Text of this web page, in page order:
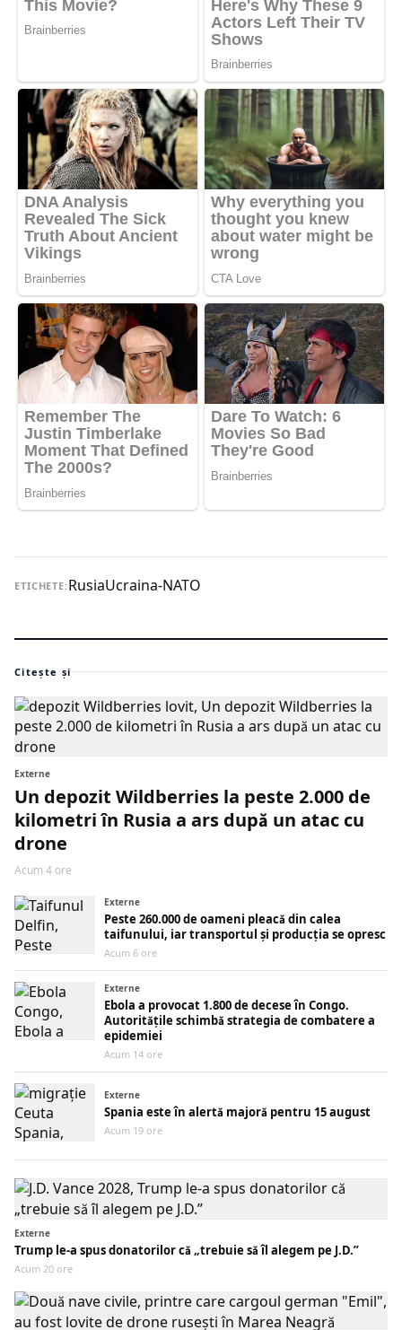
ETICHETE:RusiaUcraina-NATO
Citește și
Externe
Un depozit Wildberries la peste 2.000 de
kilometri în Rusia a ars după un atac cu
drone
Acum 4 ore
Externe
Peste 260.000 de oameni pleacă din calea
taifunului, iar transportul și producția se opresc
Acum 6 ore
Externe
Ebola a provocat 1.800 de decese în Congo.
Autoritățile schimbă strategia de combatere a
epidemiei
Acum 14 ore
Externe
Spania este în alertă majoră pentru 15 august
Acum 19 ore
Externe
Trump le-a spus donatorilor că „trebuie să îl alegem pe J.D.”
Acum 20 ore